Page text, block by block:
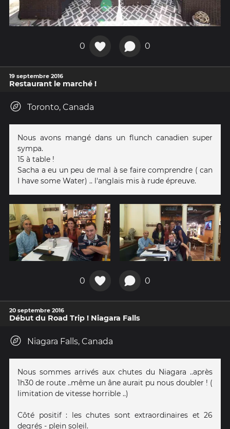
0 0
19 septembre 2016
Restaurant le marché !
Toronto, Canada
Nous avons mangé dans un flunch canadien super
sympa.
15 à table !
Sacha a eu un peu de mal à se faire comprendre ( can
I have some Water) .. l'anglais mis à rude épreuve.
0 0
20 septembre 2016
Début du Road Trip ! Niagara Falls
Niagara Falls, Canada
Nous sommes arrivés aux chutes du Niagara ..après
1h30 de route ..même un âne aurait pu nous doubler ! (
limitation de vitesse horrible ..)
Côté positif : les chutes sont extraordinaires et 26
degrés - plein soleil.